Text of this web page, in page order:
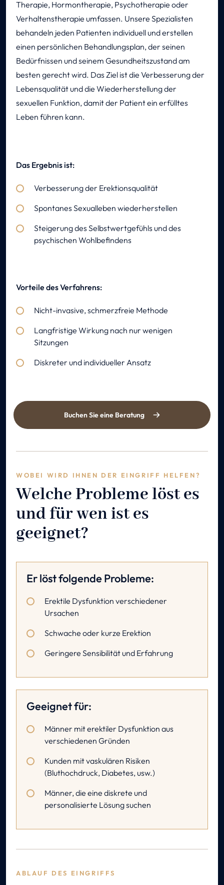
Therapie, Hormontherapie, Psychotherapie oder
Verhaltenstherapie umfassen. Unsere Spezialisten
behandeln jeden Patienten individuell und erstellen
einen persönlichen Behandlungsplan, der seinen
Bedürfnissen und seinem Gesundheitszustand am
besten gerecht wird. Das Ziel ist die Verbesserung der
Lebensqualität und die Wiederherstellung der
sexuellen Funktion, damit der Patient ein erfülltes
Leben führen kann.
Das Ergebnis ist:
Verbesserung der Erektionsqualität
Spontanes Sexualleben wiederherstellen
Steigerung des Selbstwertgefühls und des
psychischen Wohlbefindens
Vorteile des Verfahrens:
Nicht-invasive, schmerzfreie Methode
Langfristige Wirkung nach nur wenigen
Sitzungen
Diskreter und individueller Ansatz
Buchen Sie eine Beratung
WOBEI WIRD IHNEN DER EINGRIFF HELFEN?
Welche Probleme löst es
und für wen ist es
geeignet?
Er löst folgende Probleme:
Erektile Dysfunktion verschiedener
Ursachen
Schwache oder kurze Erektion
Geringere Sensibilität und Erfahrung
Geeignet für:
Männer mit erektiler Dysfunktion aus
verschiedenen Gründen
Kunden mit vaskulären Risiken
(Bluthochdruck, Diabetes, usw.)
Männer, die eine diskrete und
personalisierte Lösung suchen
ABLAUF DES EINGRIFFS